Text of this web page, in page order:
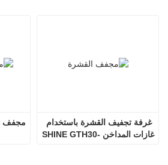
غازات المداخن SHINE GTH30-